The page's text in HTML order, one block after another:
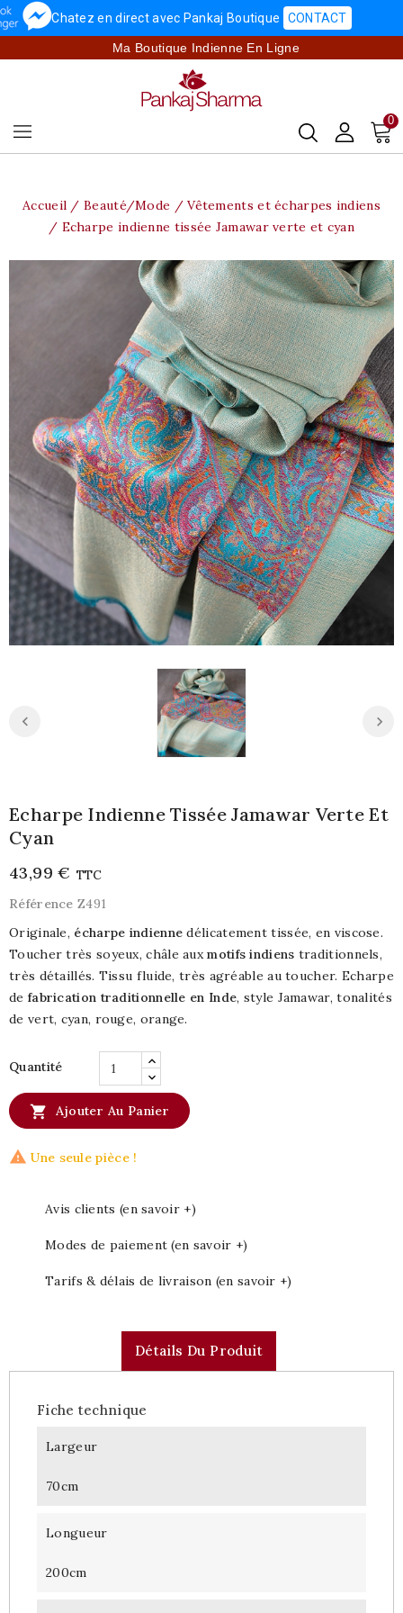
Chatez en direct avec Pankaj Boutique CONTACT
Ma Boutique Indienne En Ligne
0
Accueil Beauté/Mode
Vêtements et écharpes indiens
Echarpe indienne tissée Jamawar verte et cyan
Echarpe Indienne Tissée Jamawar Verte Et
Cyan
43,99 € TTC
Référence Z491
Originale, écharpe indienne délicatement tissée, en viscose.
Toucher très soyeux, châle auxmotifs indiens traditionnels,
très détaillés. Tissu fluide, très agréable au toucher. Echarpe
de fabrication traditionnelle en Inde, style Jamawar, tonalités
de vert, cyan, rouge, orange.
Quantité
 Ajouter Au Panier
 Une seule pièce !
Avis clients (en savoir +)
Modes de paiement (en savoir +)
Tarifs & délais de livraison (en savoir +)
Détails Du Produit
Fiche technique
Largeur
70cm
Longueur
200cm